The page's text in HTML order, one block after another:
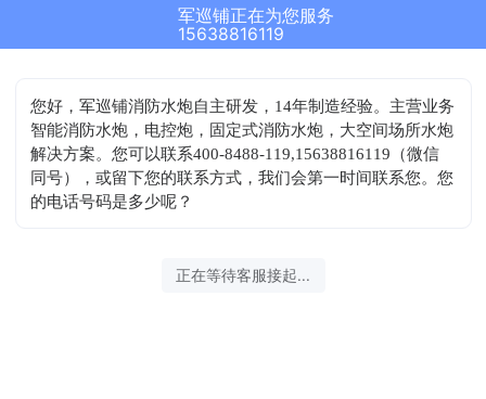
军巡铺正在为您服务
15638816119
您好，军巡铺消防水炮自主研发，14年制造经验。主营业务
智能消防水炮，电控炮，固定式消防水炮，大空间场所水炮
解决方案。您可以联系400-8488-119,15638816119（微信
同号），或留下您的联系方式，我们会第一时间联系您。您
的电话号码是多少呢？
正在等待客服接起...